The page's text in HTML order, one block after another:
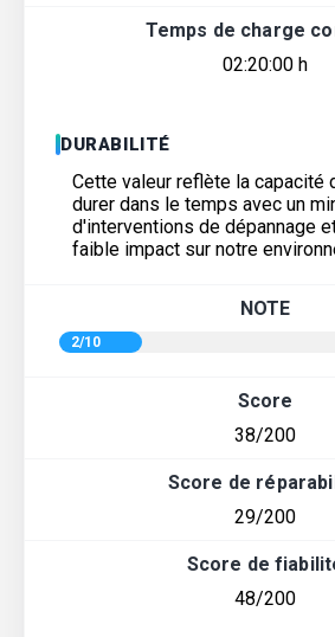
Temps de charge
02:20:00 h
DURABILITÉ
Cette valeur reflète la capacité
durer dans le temps avec un
d'interventions de dépannage
faible impact sur notre
NOTE
2/10
Score
38/200
Score de
29/200
Score de
48/200